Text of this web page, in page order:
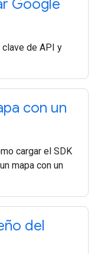
Google
clave de API y
con un
cargar el SDK
mapa con un
del